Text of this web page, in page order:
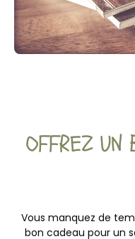
OFFREZ UN
Vous manquez de
bon cadeau pour un